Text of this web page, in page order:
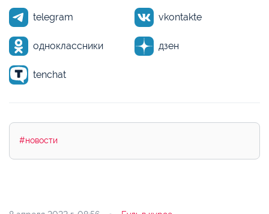
telegram vkontakte
одноклассники дзен
tenchat
#новости